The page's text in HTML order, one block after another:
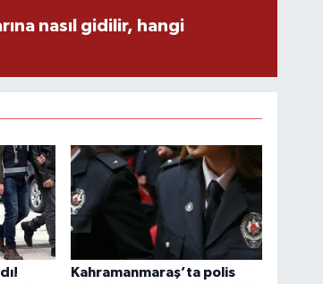
nasıl gidilir, hangi
Kahramanmaraş’ta polis